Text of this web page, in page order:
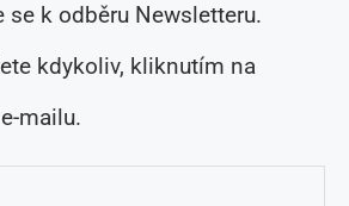
se k odběru Newsletteru.
kdykoliv, kliknutím na
mailu.